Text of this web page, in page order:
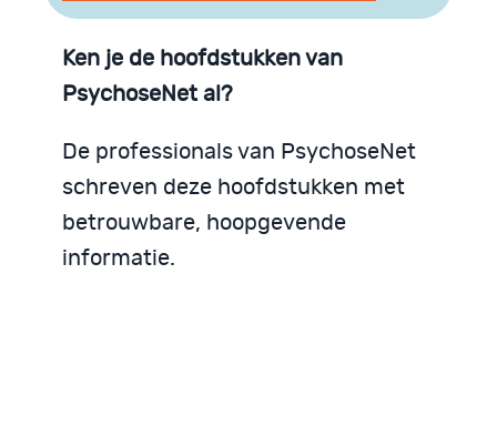
Ken je de hoofdstukken van
PsychoseNet al?
De professionals van PsychoseNet
schreven deze hoofdstukken met
betrouwbare, hoopgevende
informatie.